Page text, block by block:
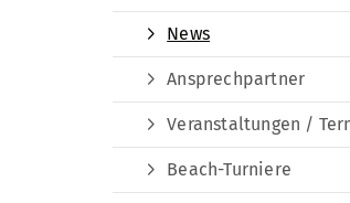
News
Ansprechpartner
Veranstaltungen /
Beach-Turniere